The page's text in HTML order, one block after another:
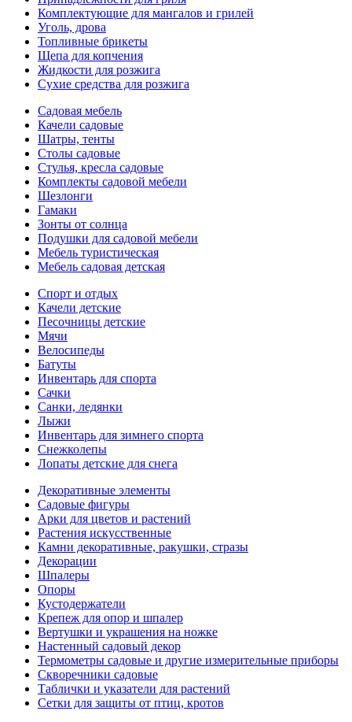
Комплектующие для мангалов и грилей
Уголь, дрова
Топливные брикеты
Щепа для копчения
Жидкости для розжига
Сухие средства для розжига
Садовая мебель
Качели садовые
Шатры, тенты
Столы садовые
Стулья, кресла садовые
Комплекты садовой мебели
Шезлонги
Гамаки
Зонты от солнца
Подушки для садовой мебели
Мебель туристическая
Мебель садовая детская
Спорт и отдых
Качели детские
Песочницы детские
Мячи
Велосипеды
Батуты
Инвентарь для спорта
Сачки
Санки, ледянки
Лыжи
Инвентарь для зимнего спорта
Снежколепы
Лопаты детские для снега
Декоративные элементы
Садовые фигуры
Арки для цветов и растений
Растения искусственные
Камни декоративные, ракушки, стразы
Декорации
Шпалеры
Опоры
Кустодержатели
Крепеж для опор и шпалер
Вертушки и украшения на ножке
Настенный садовый декор
Термометры садовые и другие измерительные приборы
Скворечники садовые
Таблички и указатели для растений
Сетки для защиты от птиц, кротов